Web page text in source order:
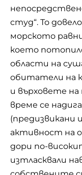
студ“. То
морското
което
области на
обитатели на
и върховете
време се
(предизвикани
активност на
дори по-
изтласквали